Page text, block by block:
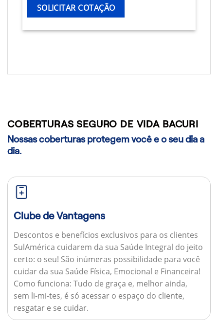
SOLICITAR COTAÇÃO
COBERTURAS SEGURO DE VIDA BACURI
Nossas coberturas protegem você e o seu dia a
dia.
Clube de Vantagens
Descontos e benefícios exclusivos para os clientes
SulAmérica cuidarem da sua Saúde Integral do jeito
certo: o seu! São inúmeras possibilidade para você
cuidar da sua Saúde Física, Emocional e Financeira!
Como funciona: Tudo de graça e, melhor ainda,
sem li-mi-tes, é só acessar o espaço do cliente,
resgatar e se cuidar.